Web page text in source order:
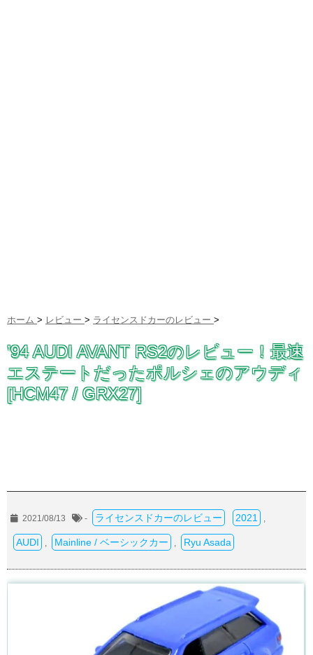
ホーム > レビュー > ライセンスドカーのレビュー >
’94 AUDI AVANT RS2のレビュー！最速
エステートだったポルシェのアウディ
[HCM47 / GRX27]
2021/08/13 - ライセンスドカーのレビュー 2021
AUDI Mainline / ベーシックカー Ryu Asada